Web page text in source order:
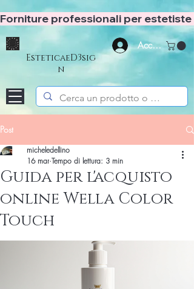
Forniture professionali per
EsteticaeD3sig
n
Accedi
Post
Guida per l'acquisto
online Wella Color
Touch
micheledellino
16 mar Tempo di lettura: 3 min